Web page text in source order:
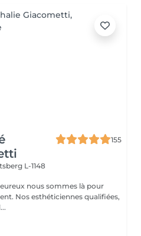
155
L-1148
nous sommes là pour
Nos esthéticiennes qualifiées,